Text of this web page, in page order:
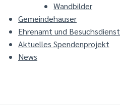
Wandbilder
Gemeindehäuser
Ehrenamt und Besuchsdienst
Aktuelles Spendenprojekt
News